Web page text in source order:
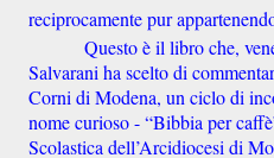
reciprocamente pur
Questo è il libro che,
Salvarani ha scelto di
Corni di Modena, un ciclo di
nome curioso - “Bibbia per
Scolastica dell’Arcidiocesi di